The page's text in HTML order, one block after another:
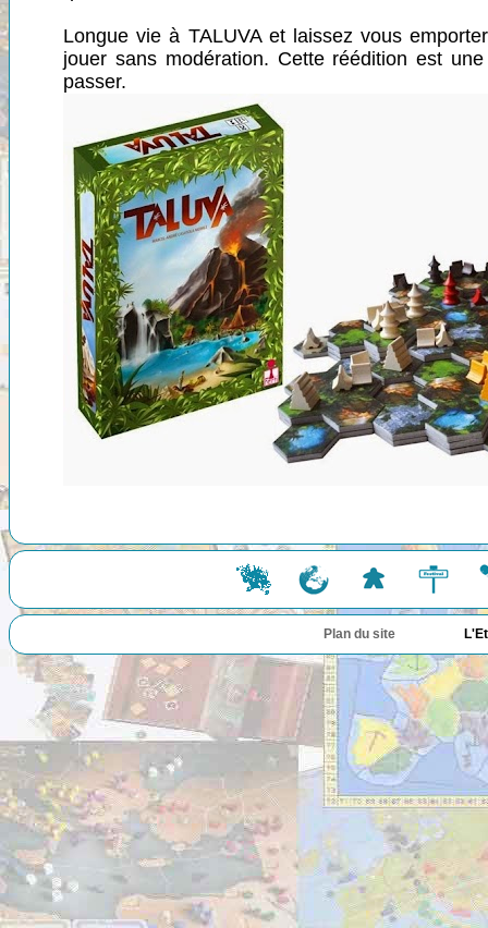
Longue vie à TALUVA et laissez vous
jouer sans modération. Cette réédition est
passer.
Plan du site